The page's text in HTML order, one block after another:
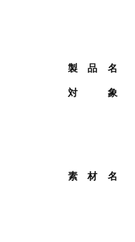
製 品 名
対 象
素 材 名